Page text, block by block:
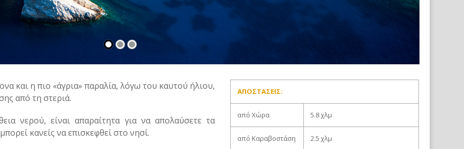
και η πιο «άγρια» παραλία, λόγω του καυτού ήλιου,
από τη στεριά.
νερού, είναι απαραίτητα για να απολαύσετε τα
κανείς να επισκεφθεί στο νησί.
ΑΠΟΣΤΆΣΕΙΣ:
από Χώρα 5.8 χλμ
από Καραβοστάση 2.5 χλμ